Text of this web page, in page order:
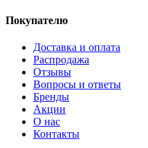
Покупателю
Доставка и оплата
Распродажа
Отзывы
Вопросы и ответы
Бренды
Акции
О нас
Контакты